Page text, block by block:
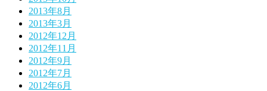
2013年8月
2013年3月
2012年12月
2012年11月
2012年9月
2012年7月
2012年6月